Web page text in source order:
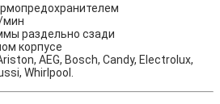
мин
раздельно сзади
корпусе
AEG, Bosch, Candy, Electrolux,
Whirlpool.